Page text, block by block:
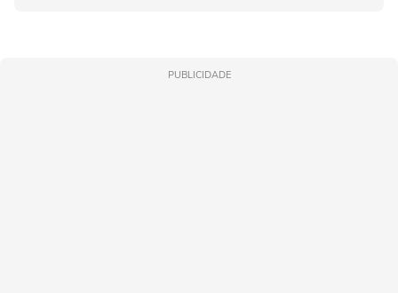
PUBLICIDADE